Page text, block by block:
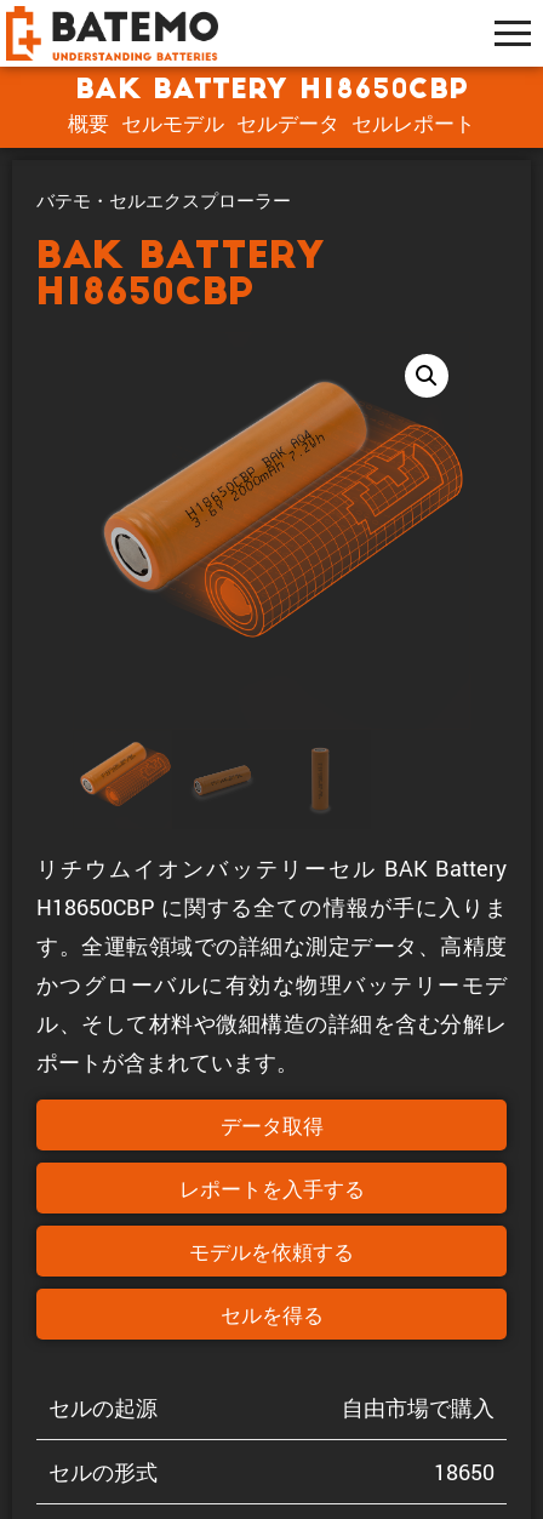
BAK Battery H18650CBP
概要 セルモデル セルデータ セルレポート
バテモ・セルエクスプローラー
BAK Battery
H18650CBP
リチウムイオンバッテリーセル BAK Battery
H18650CBP に関する全ての情報が手に入りま
す。全運転領域での詳細な測定データ、高精度
かつグローバルに有効な物理バッテリーモデ
ル、そして材料や微細構造の詳細を含む分解レ
ポートが含まれています。
データ取得
レポートを入手する
モデルを依頼する
セルを得る
セルの起源 自由市場で購入
セルの形式 18650